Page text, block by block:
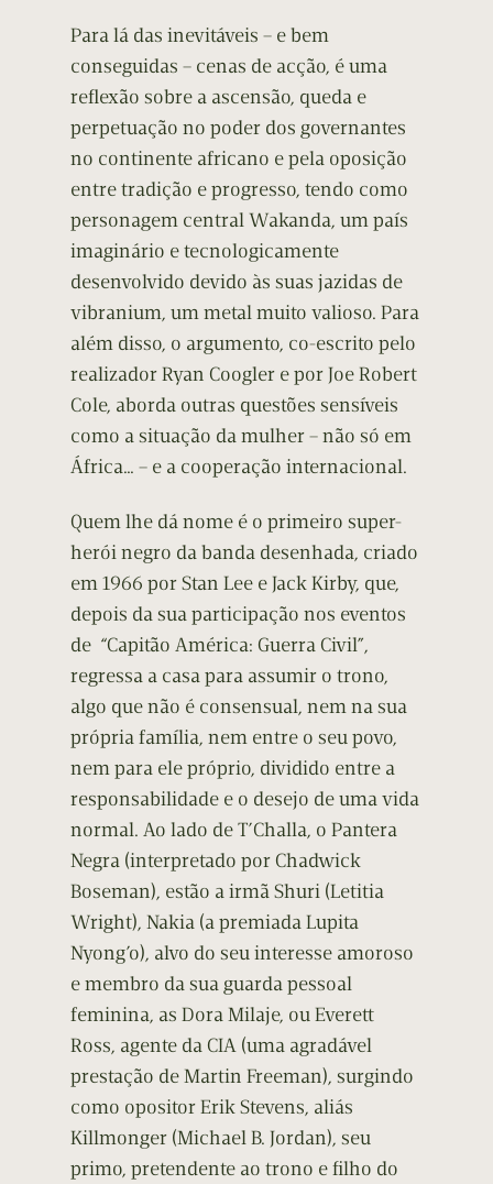
Para lá das inevitáveis – e bem
conseguidas – cenas de acção, é uma
reflexão sobre a ascensão, queda e
perpetuação no poder dos governantes
no continente africano e pela oposição
entre tradição e progresso, tendo como
personagem central Wakanda, um país
imaginário e tecnologicamente
desenvolvido devido às suas jazidas de
vibranium, um metal muito valioso. Para
além disso, o argumento, co-escrito pelo
realizador Ryan Coogler e por Joe Robert
Cole, aborda outras questões sensíveis
como a situação da mulher – não só em
África… – e a cooperação internacional.
Quem lhe dá nome é o primeiro super-
herói negro da banda desenhada, criado
em 1966 por Stan Lee e Jack Kirby, que,
depois da sua participação nos eventos
de “Capitão América: Guerra Civil”,
regressa a casa para assumir o trono,
algo que não é consensual, nem na sua
própria família, nem entre o seu povo,
nem para ele próprio, dividido entre a
responsabilidade e o desejo de uma vida
normal. Ao lado de T’Challa, o Pantera
Negra (interpretado por Chadwick
Boseman), estão a irmã Shuri (Letitia
Wright), Nakia (a premiada Lupita
Nyong’o), alvo do seu interesse amoroso
e membro da sua guarda pessoal
feminina, as Dora Milaje, ou Everett
Ross, agente da CIA (uma agradável
prestação de Martin Freeman), surgindo
como opositor Erik Stevens, aliás
Killmonger (Michael B. Jordan), seu
primo, pretendente ao trono e filho do